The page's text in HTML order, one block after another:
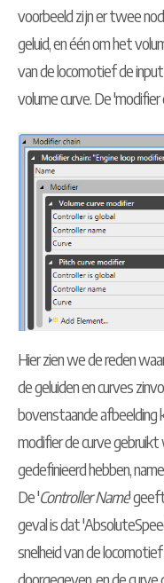
voorbeeld zijn er twee
geluid, en één om het
van de locomotief de
volume curve. De
Hier zien we de reden
de geluiden en curves
bovenstaande afbeelding
modifier de curve
gedefinieerd hebben,
De 'Controller Name'
geval is dat
snelheid van de